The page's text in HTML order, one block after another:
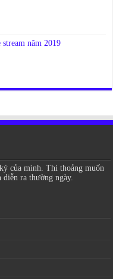
năm 2019
của mình. Thi thoảng muốn
ra thường ngày.